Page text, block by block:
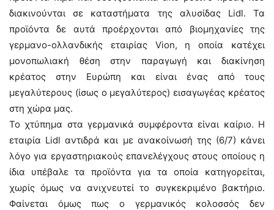
διακινούνται σε καταστήματα της αλυσίδας Lidl. Τα
προϊόντα δε αυτά προέρχονται από βιομηχανίες της
γερμανο-ολλανδικής εταιρίας Vion, η οποία κατέχει
μονοπωλιακή θέση στην παραγωγή και διακίνηση
κρέατος στην Ευρώπη και είναι ένας από τους
μεγαλύτερους (ίσως ο μεγαλύτερος) εισαγωγέας κρέατος
στη χώρα μας.
Το χτύπημα στα γερμανικά συμφέροντα είναι καίριο. Η
εταιρία Lidl αντιδρά και με ανακοίνωσή της (6/7) κάνει
λόγο για εργαστηριακούς επανελέγχους στους οποίους η
ίδια υπέβαλε τα προϊόντα για τα οποία κατηγορείται,
χωρίς όμως να ανιχνευτεί το συγκεκριμένο βακτήριο.
Φαίνεται όμως πως ο γερμανικός κολοσσός δεν